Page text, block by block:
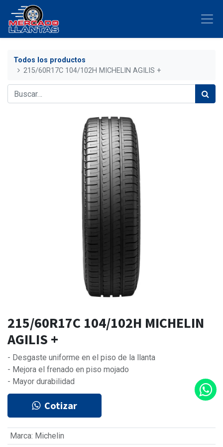
Todos los productos
215/60R17C 104/102H MICHELIN AGILIS +
215/60R17C 104/102H MICHELIN
AGILIS +
- Desgaste uniforme en el piso de la llanta
- Mejora el frenado en piso mojado
- Mayor durabilidad
Cotizar
Marca: Michelin